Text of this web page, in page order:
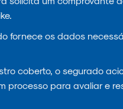
fornece os dados
coberto, o segurado
processo para avaliar e